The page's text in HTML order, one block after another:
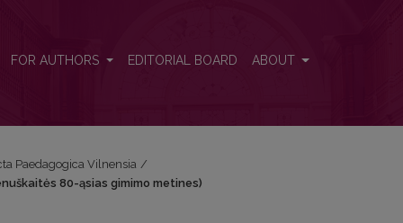
FOR AUTHORS EDITORIAL BOARD ABOUT
Paedagogica Vilnensia /
80-ąsias gimimo metines)